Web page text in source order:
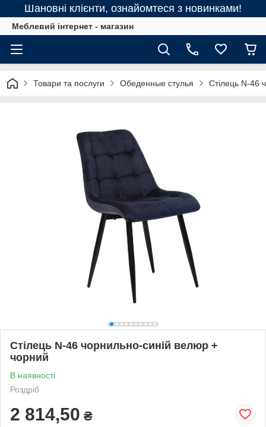
Шановні клієнти, ознайомтеся з новинками!
Меблевий інтернет - магазин
Товари та послуги Обеденные стулья Стілець N-46
Стілець N-46 чорнильно-синій велюр +
чорний
В наявності
Роздріб
2 814,50 ₴